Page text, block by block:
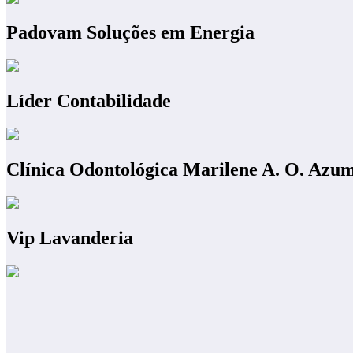
Padovam Soluções em Energia
Líder Contabilidade
Clínica Odontológica Marilene A. O.
Vip Lavanderia